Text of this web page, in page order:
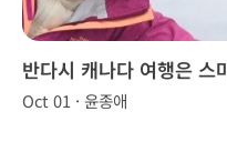
반다시 캐나다 여행은 스
Oct 01 · 윤종애